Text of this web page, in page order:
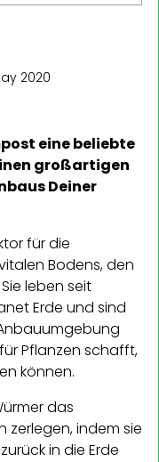
2020
eine beliebte
großartigen
Deiner
für die
Bodens, den
leben seit
Erde und sind
Pflanzen schafft,
können.
das
zerlegen, indem sie
in die Erde